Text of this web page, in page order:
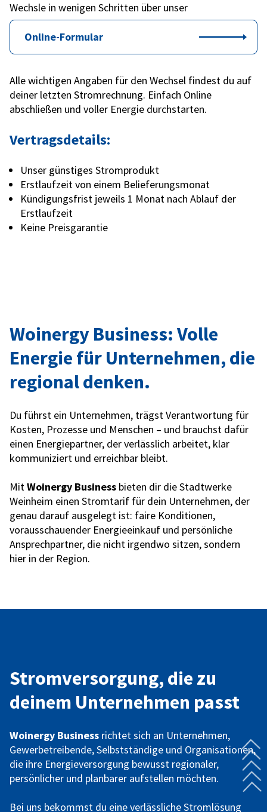
Wechsle in wenigen Schritten über unser
Online-Formular
Alle wichtigen Angaben für den Wechsel findest du auf
deiner letzten Stromrechnung. Einfach Online
abschließen und voller Energie durchstarten.
Vertragsdetails:
Unser günstiges Stromprodukt
Erstlaufzeit von einem Belieferungsmonat
Kündigungsfrist jeweils 1 Monat nach Ablauf der
Erstlaufzeit
Keine Preisgarantie
Woinergy Business: Volle
Energie für Unternehmen, die
regional denken.
Du führst ein Unternehmen, trägst Verantwortung für
Kosten, Prozesse und Menschen – und brauchst dafür
einen Energiepartner, der verlässlich arbeitet, klar
kommuniziert und erreichbar bleibt.
MitWoinergy Business bieten dir die Stadtwerke
Weinheim einen Stromtarif für dein Unternehmen, der
genau darauf ausgelegt ist: faire Konditionen,
vorausschauender Energieeinkauf und persönliche
Ansprechpartner, die nicht irgendwo sitzen, sondern
hier in der Region.
Stromversorgung, die zu
deinem Unternehmen passt
Woinergy Business richtet sich an Unternehmen,
Gewerbetreibende, Selbstständige und Organisationen,
die ihre Energieversorgung bewusst regionaler,
persönlicher und planbarer aufstellen möchten.
Bei uns bekommst du eine verlässliche Stromlösung